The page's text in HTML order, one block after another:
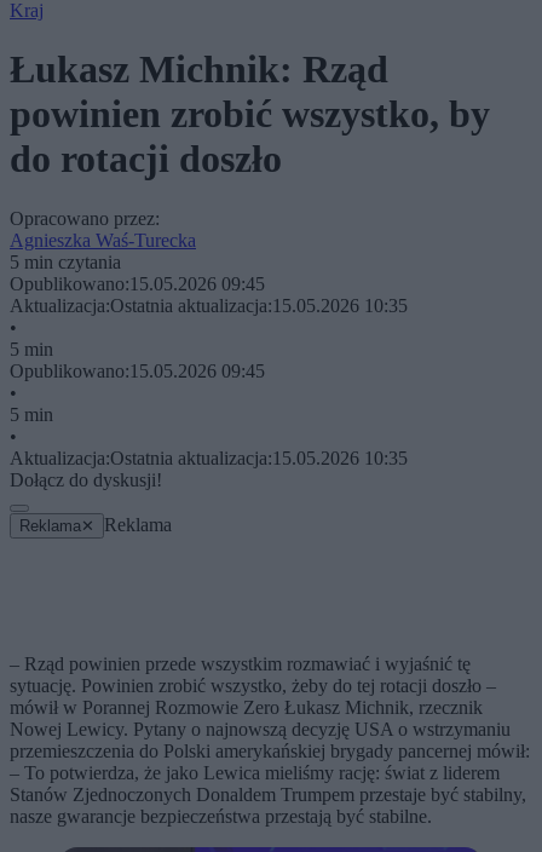
Kraj
Łukasz Michnik: Rząd
powinien zrobić wszystko, by
do rotacji doszło
Opracowano przez:
Agnieszka Waś-Turecka
5 min czytania
Opublikowano:15.05.2026 09:45
Aktualizacja:Ostatnia aktualizacja:15.05.2026 10:35
•
5 min
Opublikowano:15.05.2026 09:45
•
5 min
•
Aktualizacja:Ostatnia aktualizacja:15.05.2026 10:35
Dołącz do dyskusji!
Reklama ✕ Reklama
– Rząd powinien przede wszystkim rozmawiać i wyjaśnić tę
sytuację. Powinien zrobić wszystko, żeby do tej rotacji doszło –
mówił w Porannej Rozmowie Zero Łukasz Michnik, rzecznik
Nowej Lewicy. Pytany o najnowszą decyzję USA o wstrzymaniu
przemieszczenia do Polski amerykańskiej brygady pancernej mówił:
– To potwierdza, że jako Lewica mieliśmy rację: świat z liderem
Stanów Zjednoczonych Donaldem Trumpem przestaje być stabilny,
nasze gwarancje bezpieczeństwa przestają być stabilne.